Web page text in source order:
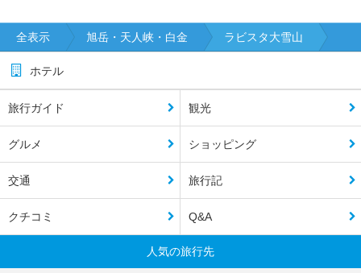
全表示 旭岳・天人峡・白金 ラビスタ大雪山
ホテル
旅行ガイド 観光
グルメ ショッピング
交通 旅行記
クチコミ Q&A
人気の旅行先